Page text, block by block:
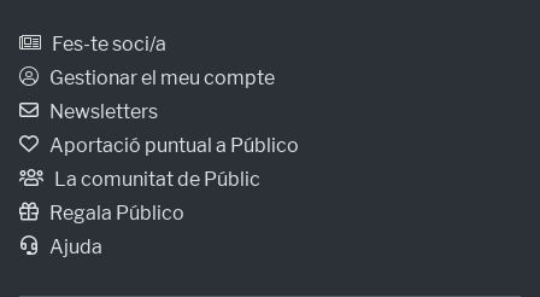
Fes-te soci/a
Gestionar el meu compte
Newsletters
Aportació puntual a Público
La comunitat de Públic
Regala Público
Ajuda